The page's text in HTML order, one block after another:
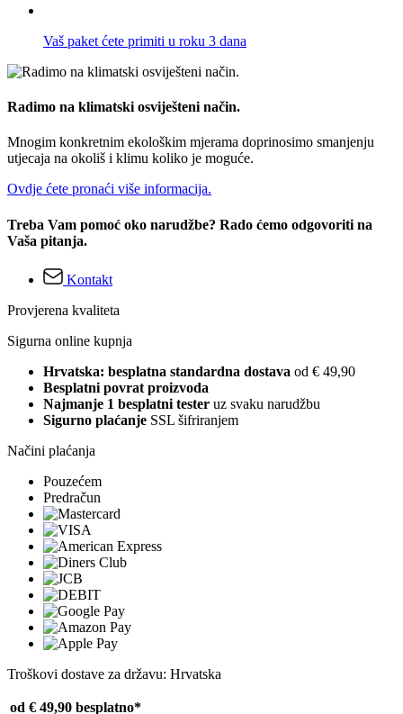
Vaš paket ćete primiti u roku 3 dana
Radimo na klimatski osviješteni način.
Mnogim konkretnim ekološkim mjerama doprinosimo smanjenju
utjecaja na okoliš i klimu koliko je moguće.
Ovdje ćete pronaći više informacija.
Treba Vam pomoć oko narudžbe? Rado ćemo odgovoriti na
Vaša pitanja.
Kontakt
Provjerena kvaliteta
Sigurna online kupnja
Hrvatska: besplatna standardna dostava od € 49,90
Besplatni povrat proizvoda
Najmanje 1 besplatni tester uz svaku narudžbu
Sigurno plaćanje SSL šifriranjem
Načini plaćanja
Pouzećem
Predračun
Troškovi dostave za državu: Hrvatska
od € 49,90 besplatno*